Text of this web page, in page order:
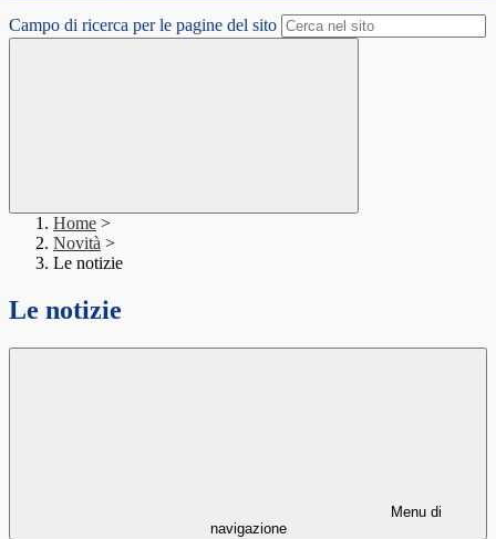
Campo di ricerca per le pagine del sito
Home >
Novità >
Le notizie
Le notizie
Menu di
navigazione